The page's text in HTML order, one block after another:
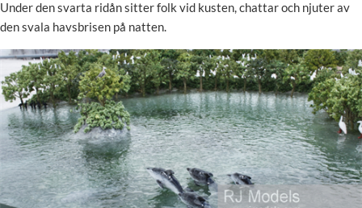
Under den svarta ridån sitter folk vid kusten, chattar och njuter av
den svala havsbrisen på natten.